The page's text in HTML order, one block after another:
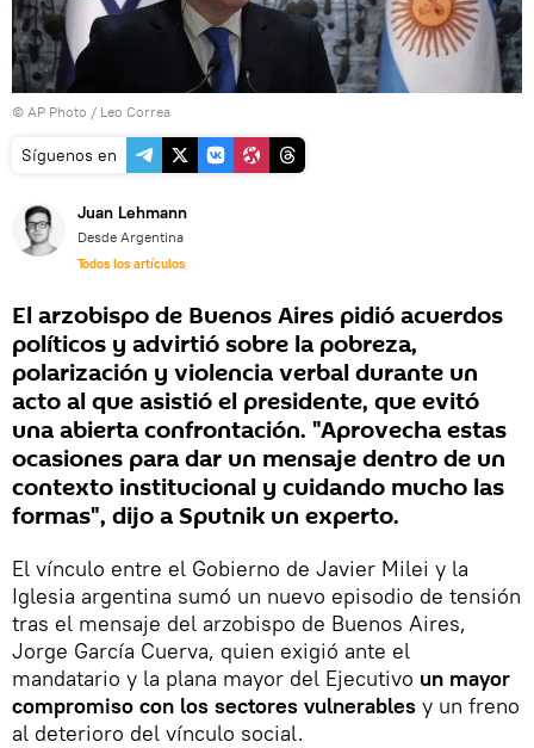
© AP Photo / Leo Correa
Síguenos en
Juan Lehmann
Desde Argentina
Todos los artículos
El arzobispo de Buenos Aires pidió acuerdos
políticos y advirtió sobre la pobreza,
polarización y violencia verbal durante un
acto al que asistió el presidente, que evitó
una abierta confrontación. "Aprovecha estas
ocasiones para dar un mensaje dentro de un
contexto institucional y cuidando mucho las
formas", dijo a Sputnik un experto.
El vínculo entre el Gobierno de Javier Milei y la
Iglesia argentina sumó un nuevo episodio de tensión
tras el mensaje del arzobispo de Buenos Aires,
Jorge García Cuerva, quien exigió ante el
mandatario y la plana mayor del Ejecutivo un mayor
compromiso con los sectores vulnerables y un freno
al deterioro del vínculo social.